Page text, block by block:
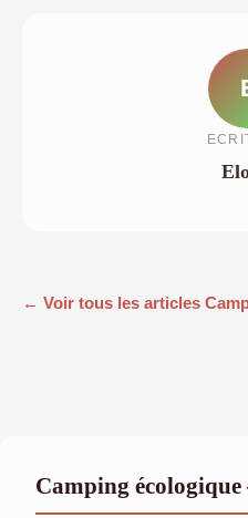
← Voir tous les articles
Camping